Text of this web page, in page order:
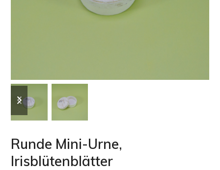
slide
slide
Runde Mini-Urne,
Irisblütenblätter